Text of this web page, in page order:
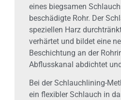
eines biegsamen
beschädigte Rohr. Der
speziellen Harz
verhärtet und bildet eine
Beschichtung an der
Abflusskanal abdichtet
Bei der Schlauchlining-
ein flexibler Schlauch in